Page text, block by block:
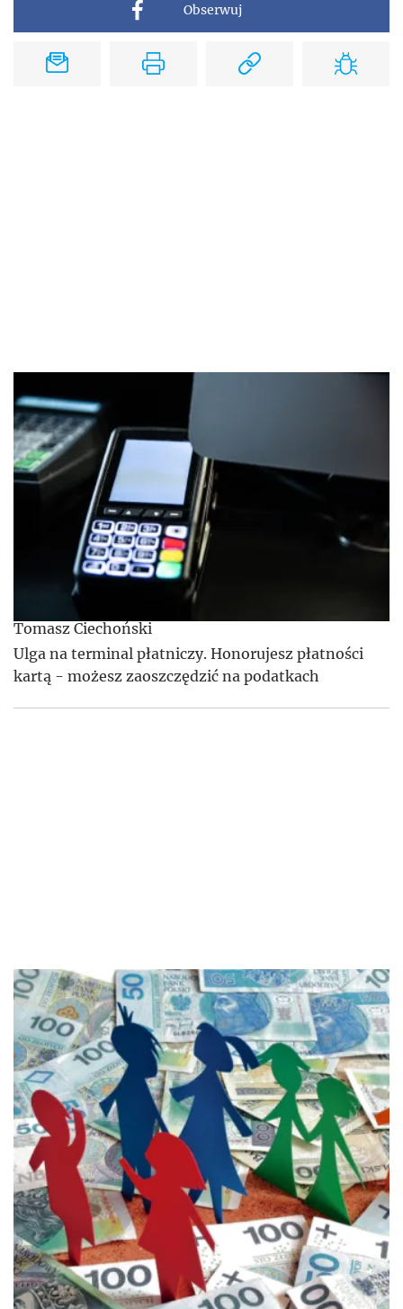
Obserwuj
Tomasz Ciechoński
Ulga na terminal płatniczy. Honorujesz płatności
kartą - możesz zaoszczędzić na podatkach